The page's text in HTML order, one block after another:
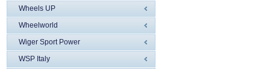
Wheels UP
Wheelworld
Wiger Sport Power
WSP Italy